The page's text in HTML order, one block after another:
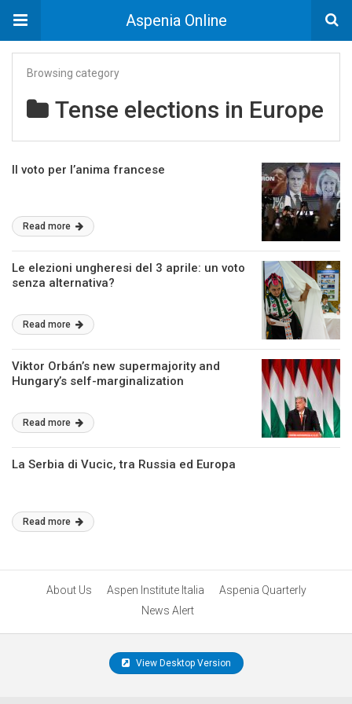
Aspenia Online
Browsing category
Tense elections in Europe
Il voto per l’anima francese
Read more
Le elezioni ungheresi del 3 aprile: un voto
senza alternativa?
Read more
Viktor Orbán’s new supermajority and
Hungary’s self-marginalization
Read more
La Serbia di Vucic, tra Russia ed Europa
Read more
About Us Aspen Institute Italia
Aspenia Quarterly
News Alert
View Desktop Version